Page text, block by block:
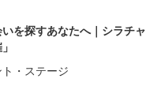
いを探すあなたへ｜シラチャ
ト・ステージ